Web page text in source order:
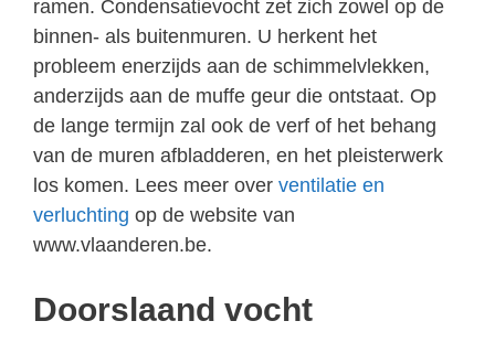
ramen. Condensatievocht zet zich zowel op de
binnen- als buitenmuren. U herkent het
probleem enerzijds aan de schimmelvlekken,
anderzijds aan de muffe geur die ontstaat. Op
de lange termijn zal ook de verf of het behang
van de muren afbladderen, en het pleisterwerk
los komen. Lees meer over ventilatie en
verluchting op de website van
www.vlaanderen.be.
Doorslaand vocht